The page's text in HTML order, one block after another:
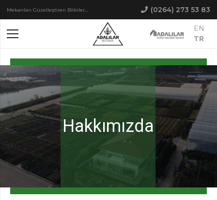
Mekanları Güzelleştiren Bitkiler… (0264) 273 53 83
EN
TR
Hakkımızda